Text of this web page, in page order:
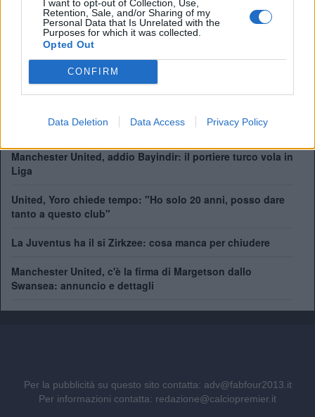
I want to opt-out of Collection, Use,
Retention, Sale, and/or Sharing of my
Personal Data that Is Unrelated with the
Purposes for which it was collected.
Opted Out
CONFIRM
Data Deletion Data Access Privacy Policy
FA Community Shield:21
Champions League:3
Supercoppa Europea:
Coppa del Mondo per Club:1
Come giocherà il nuovo Manchester United? Rivoluzione
a centrocampo
Manchester United, addio Bayindir: il portiere turco vola in
Liga
United, Yoro chiede tempo: "Ho solo 20 anni, posso dare
tanto a questo club"
La Juventus ha il si Zirkzee: cosa manca per chiudere
Manchester United, c'è la firma di Margetson dallo
Swansea: annuncio e dettagli
Per la pubblicità su questo sito contatta: adv@fabfour2013.it
Per informazioni contatta: redazione@calciopremier.it